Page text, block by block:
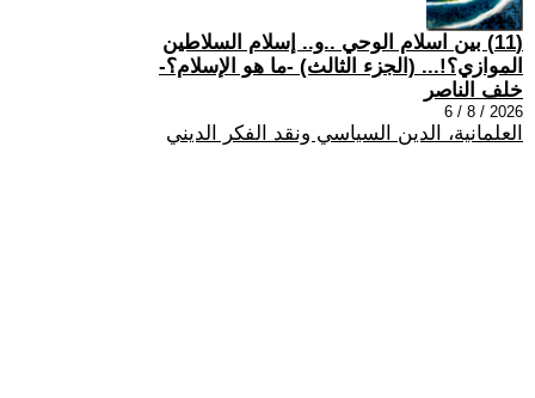
(11) بين اسلام الوحي ..و.. إسلام السلاطين
الموازي؟!... (الجزء الثالث) -ما هو الإسلام؟-
خلف الناصر
2026 / 8 / 6
العلمانية، الدين السياسي ونقد الفكر الديني